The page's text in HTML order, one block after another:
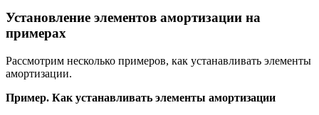
Установление элементов амортизации на
примерах
Рассмотрим несколько примеров, как устанавливать элементы
амортизации.
Пример. Как устанавливать элементы амортизации